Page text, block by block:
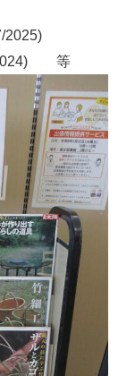
2025)
2024) 等